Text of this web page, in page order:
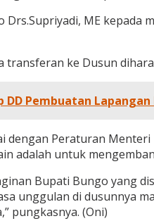
Drs.Supriyadi, ME
transferan ke Dusun
DD Pembuatan
dengan Peraturan
adalah untuk
Bupati Bungo yang
unggulan di dusunnya
pungkasnya. (Oni)